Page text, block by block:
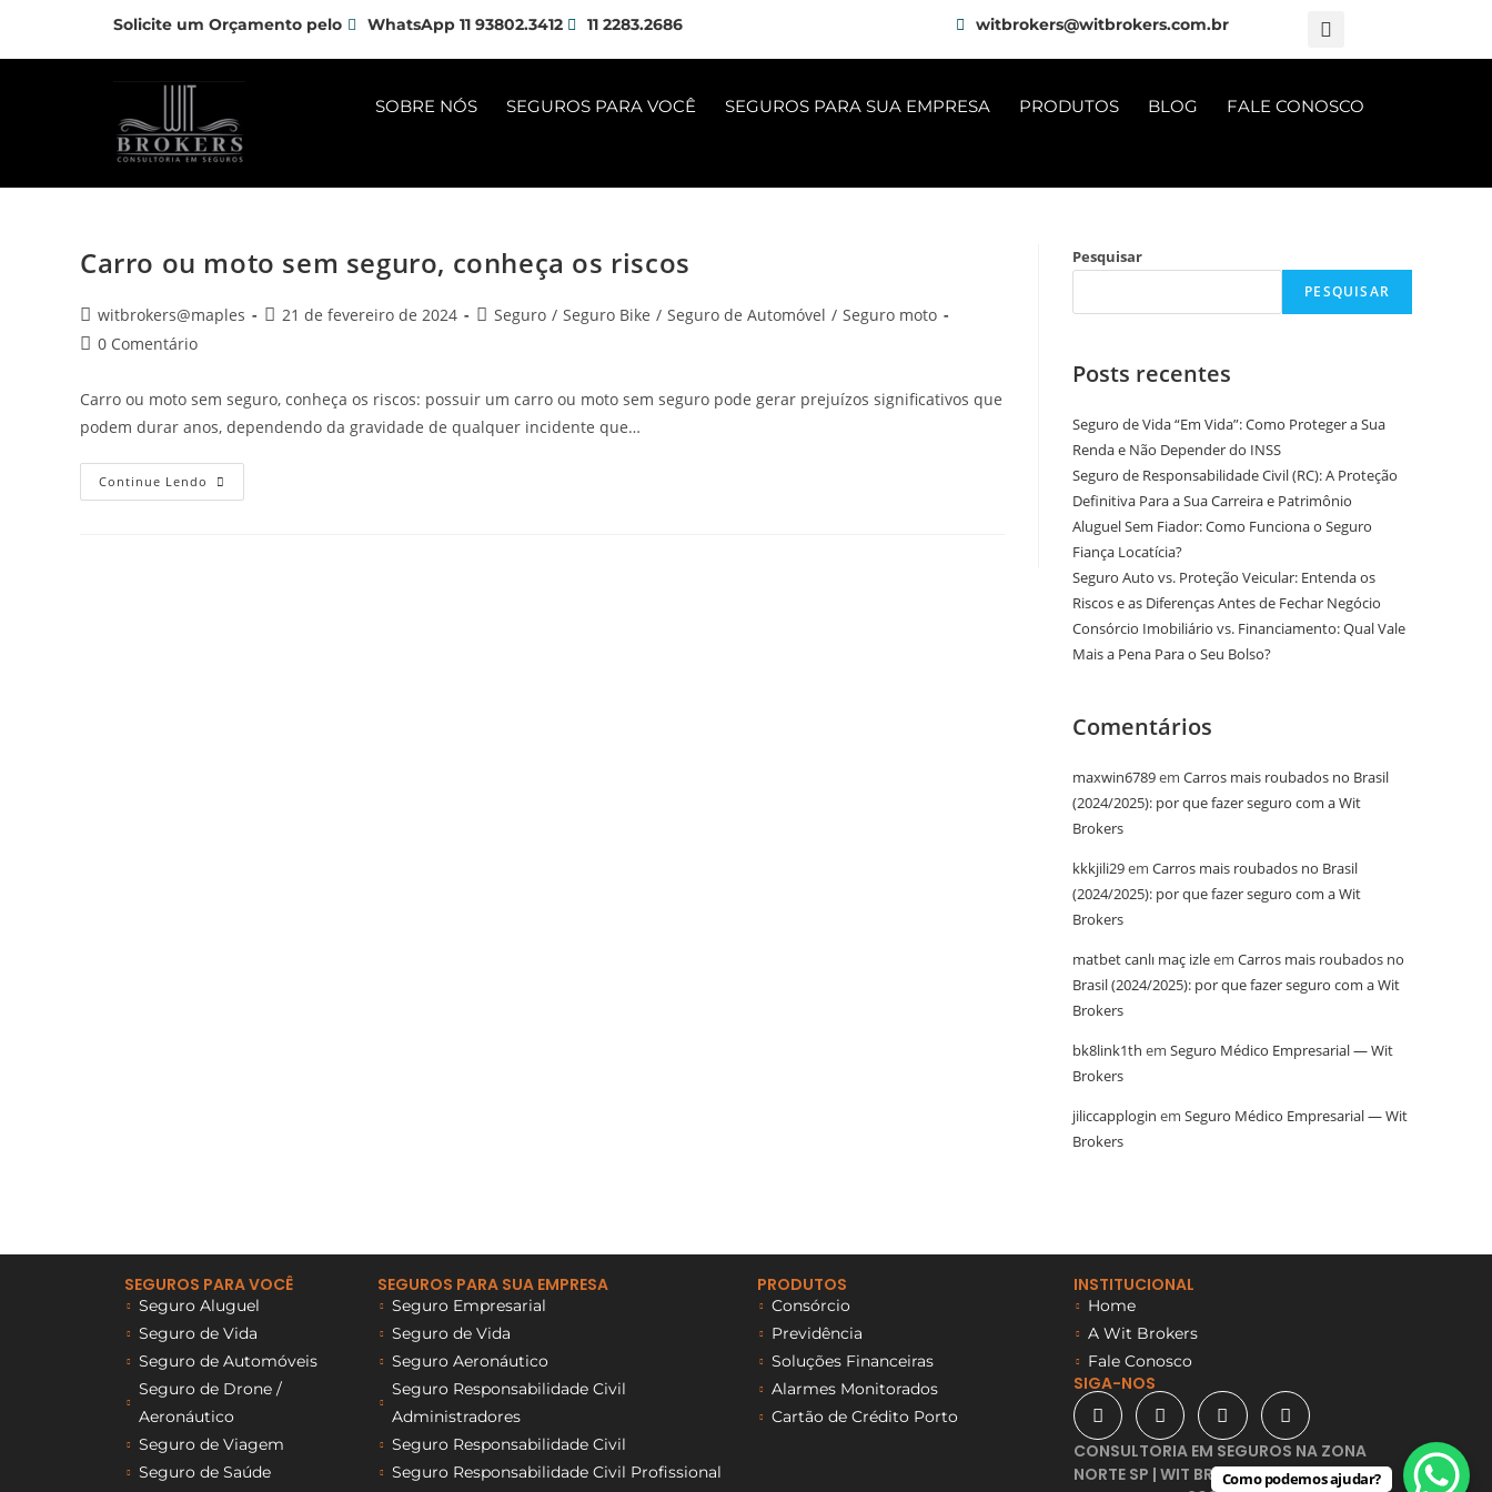
Solicite um Orçamento pelo WhatsApp 11 93802.3412 11 2283.2686 witbrokers@witbrokers.com.br
SOBRE NÓS SEGUROS PARA VOCÊ SEGUROS PARA SUA EMPRESA PRODUTOS BLOG FALE CONOSCO
Carro ou moto sem seguro, conheça os riscos
witbrokers@maples 21 de fevereiro de 2024 Seguro / Seguro Bike / Seguro de Automóvel / Seguro moto
0 Comentário
Carro ou moto sem seguro, conheça os riscos: possuir um carro ou moto sem seguro pode gerar prejuízos significativos que
podem durar anos, dependendo da gravidade de qualquer incidente que…
Continue Lendo
Pesquisar
PESQUISAR
Posts recentes
Seguro de Vida “Em Vida”: Como Proteger a Sua
Renda e Não Depender do INSS
Seguro de Responsabilidade Civil (RC): A Proteção
Definitiva Para a Sua Carreira e Patrimônio
Aluguel Sem Fiador: Como Funciona o Seguro
Fiança Locatícia?
Seguro Auto vs. Proteção Veicular: Entenda os
Riscos e as Diferenças Antes de Fechar Negócio
Consórcio Imobiliário vs. Financiamento: Qual Vale
Mais a Pena Para o Seu Bolso?
Comentários
maxwin6789em Carros mais roubados no Brasil
(2024/2025): por que fazer seguro com a Wit
Brokers
kkkjili29em Carros mais roubados no Brasil
(2024/2025): por que fazer seguro com a Wit
Brokers
matbet canlı maç izleem Carros mais roubados no
Brasil (2024/2025): por que fazer seguro com a Wit
Brokers
bk8link1th em Seguro Médico Empresarial — Wit
Brokers
jiliccapplogin em Seguro Médico Empresarial — Wit
Brokers
SEGUROS PARA VOCÊ
Seguro Aluguel
Seguro de Vida
Seguro de Automóveis
Seguro de Drone /
Aeronáutico
Seguro de Viagem
Seguro de Saúde
SEGUROS PARA SUA EMPRESA
Seguro Empresarial
Seguro de Vida
Seguro Aeronáutico
Seguro Responsabilidade Civil
Administradores
Seguro Responsabilidade Civil
Seguro Responsabilidade Civil Profissional
PRODUTOS
Consórcio
Previdência
Soluções Financeiras
Alarmes Monitorados
Cartão de Crédito Porto
INSTITUCIONAL
Home
A Wit Brokers
Fale Conosco
SIGA-NOS
CONSULTORIA EM SEGUROS NA ZONA
NORTE SP | WIT BROKERS -Como podemos ajudar?